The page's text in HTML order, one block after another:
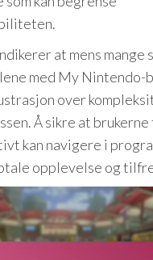
at mens mange
med My Nintendo-
over
Å sikre at
kan navigere i
opplevelse og